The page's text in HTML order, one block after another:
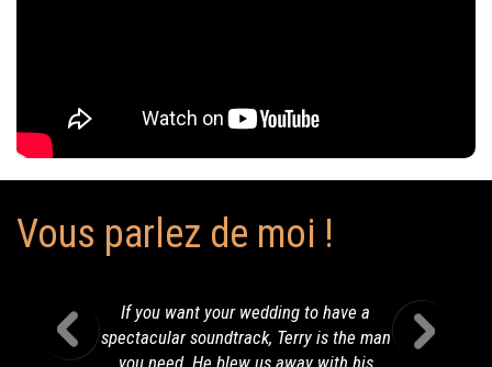
Vous parlez de moi !
If you want your wedding to have a
spectacular soundtrack, Terry is the man